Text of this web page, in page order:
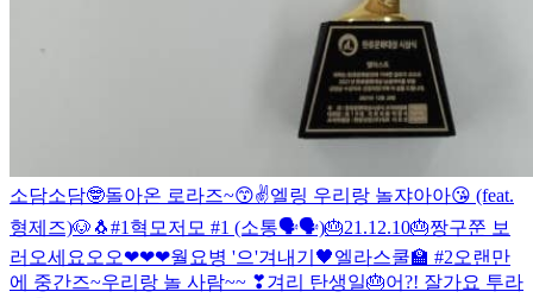
소담소담🤓돌아온 로라즈~😙✌️엘링 우리랑 놀쟈아아😘 (feat.
형제즈)🐶🐧#1 혁모저모 #1 (소통🗣🗣)🎂21.12.10🎂짱구쭌 보
러오세요오오❤❤❤월요병 '으'겨내기🖤엘라스쿨🏫 #2오랜만
에 중간즈~우리랑 놀 사람~~ ❣겨리 탄생일🎂어?! 잘가요 투라